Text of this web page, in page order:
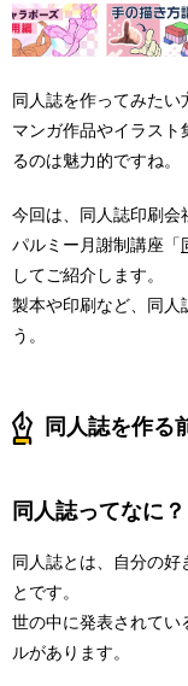
同人誌を作ってみたい
マンガ作品やイラスト
るのは魅力的ですね。
今回は、同人誌印刷会
パルミー月謝制講座「
してご紹介します。
製本や印刷など、同人
う。
同人誌を作る
同人誌ってなに？
同人誌とは、自分の好
とです。
世の中に発表されてい
ルがあります。